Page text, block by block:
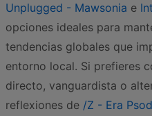
Unplugged - Mawsonia e
opciones ideales para
tendencias globales que
entorno local. Si prefieres
directo, vanguardista o
reflexiones de /Z - Era